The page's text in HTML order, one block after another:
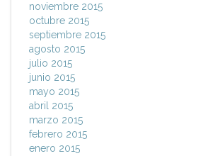
noviembre 2015
octubre 2015
septiembre 2015
agosto 2015
julio 2015
junio 2015
mayo 2015
abril 2015
marzo 2015
febrero 2015
enero 2015